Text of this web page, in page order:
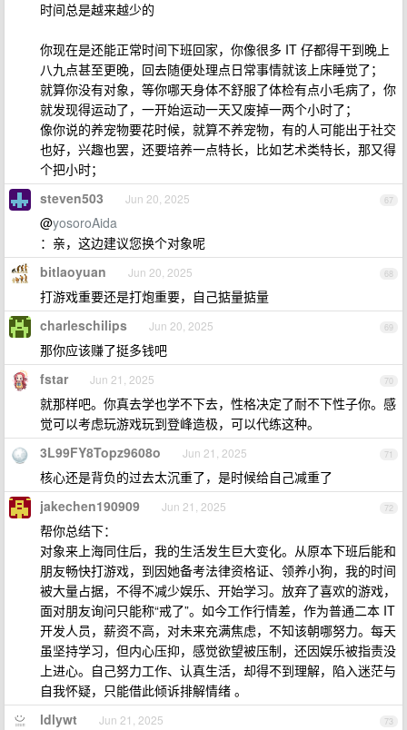
时间总是越来越少的
你现在是还能正常时间下班回家，你像很多 IT 仔都得干到晚上
八九点甚至更晚，回去随便处理点日常事情就该上床睡觉了；
就算你没有对象，等你哪天身体不舒服了体检有点小毛病了，你
就发现得运动了，一开始运动一天又废掉一两个小时了；
像你说的养宠物要花时候，就算不养宠物，有的人可能出于社交
也好，兴趣也罢，还要培养一点特长，比如艺术类特长，那又得
个把小时；
67
steven503 Jun 20, 2025
@yosoroAida
：亲，这边建议您换个对象呢
68
bitlaoyuan Jun 20, 2025
打游戏重要还是打炮重要，自己掂量掂量
69
charleschilips Jun 20, 2025
那你应该赚了挺多钱吧
70
fstar Jun 21, 2025
就那样吧。你真去学也学不下去，性格决定了耐不下性子你。感
觉可以考虑玩游戏玩到登峰造极，可以代练这种。
71
3L99FY8Topz9608o Jun 21, 2025
核心还是背负的过去太沉重了，是时候给自己减重了
72
jakechen190909 Jun 21, 2025
帮你总结下：
对象来上海同住后，我的生活发生巨大变化。从原本下班后能和
朋友畅快打游戏，到因她备考法律资格证、领养小狗，我的时间
被大量占据，不得不减少娱乐、开始学习。放弃了喜欢的游戏，
面对朋友询问只能称“戒了”。如今工作行情差，作为普通二本 IT
开发人员，薪资不高，对未来充满焦虑，不知该朝哪努力。每天
虽坚持学习，但内心压抑，感觉欲望被压制，还因娱乐被指责没
上进心。自己努力工作、认真生活，却得不到理解，陷入迷茫与
自我怀疑，只能借此倾诉排解情绪 。
73
ldlywt Jun 21, 2025